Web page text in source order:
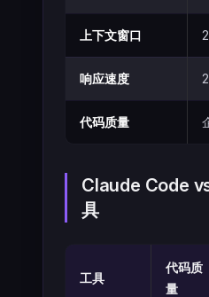
上下文窗口
响应速度
代码质量
Claude Code
具
工具
代码质
量